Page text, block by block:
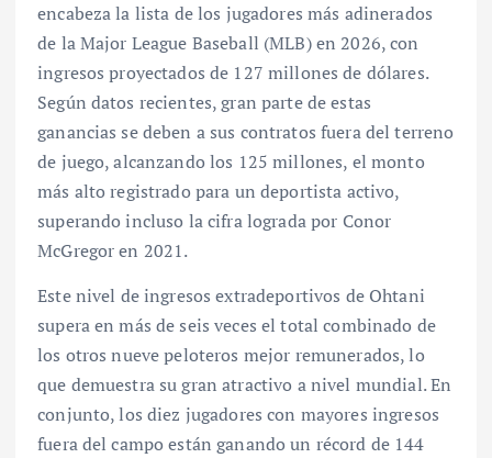
encabeza la lista de los jugadores más adinerados
de la Major League Baseball (MLB) en 2026, con
ingresos proyectados de 127 millones de dólares.
Según datos recientes, gran parte de estas
ganancias se deben a sus contratos fuera del terreno
de juego, alcanzando los 125 millones, el monto
más alto registrado para un deportista activo,
superando incluso la cifra lograda por Conor
McGregor en 2021.
Este nivel de ingresos extradeportivos de Ohtani
supera en más de seis veces el total combinado de
los otros nueve peloteros mejor remunerados, lo
que demuestra su gran atractivo a nivel mundial. En
conjunto, los diez jugadores con mayores ingresos
fuera del campo están ganando un récord de 144